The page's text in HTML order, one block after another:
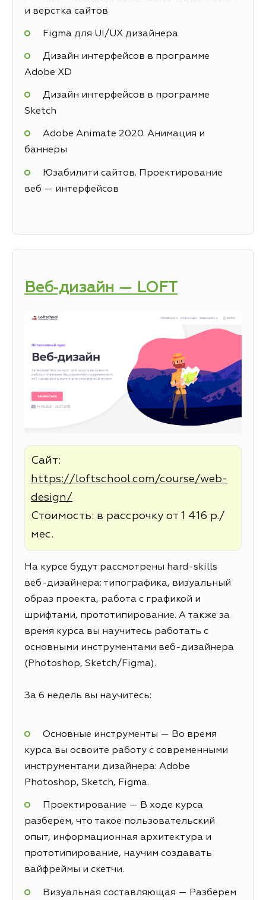
и верстка сайтов
Figma для UI/UX дизайнера
Дизайн интерфейсов в программе
Adobe XD
Дизайн интерфейсов в программе
Sketch
Adobe Animate 2020. Анимация и
баннеры
Юзабилити сайтов. Проектирование
веб — интерфейсов
Веб‑дизайн — LOFT
Сайт:
https://loftschool.com/course/web-
design/
Стоимость: в рассрочку от 1 416 р./
мес.
На курсе будут рассмотрены hard-skills
веб-дизайнера: типографика, визуальный
образ проекта, работа с графикой и
шрифтами, прототипирование. А также за
время курса вы научитесь работать с
основными инструментами веб-дизайнера
(Photoshop, Sketch/Figma).
За 6 недель вы научитесь:
Основные инструменты — Во время
курса вы освоите работу с современными
инструментами дизайнера: Adobe
Photoshop, Sketch, Figma.
Проектирование — В ходе курса
разберем, что такое пользовательский
опыт, информационная архитектура и
прототипирование, научим создавать
вайфреймы и скетчи.
Визуальная составляющая — Разберем